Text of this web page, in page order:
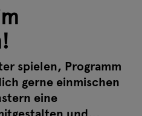
spielen, Programm
gerne einmischen
eine